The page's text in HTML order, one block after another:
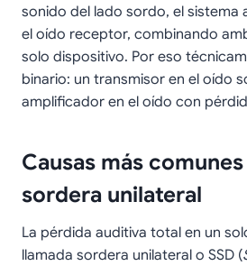
sonido del lado sordo, el sistema
el oído receptor, combinando
solo dispositivo. Por eso
binario: un transmisor en el oído
amplificador en el oído con
Causas más
sordera unilateral
La pérdida auditiva total en un
llamada sordera unilateral o SSD (